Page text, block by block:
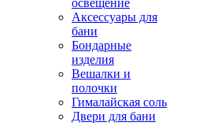
освещение
Аксессуары для
бани
Бондарные
изделия
Вешалки и
полочки
Гималайская соль
Двери для бани